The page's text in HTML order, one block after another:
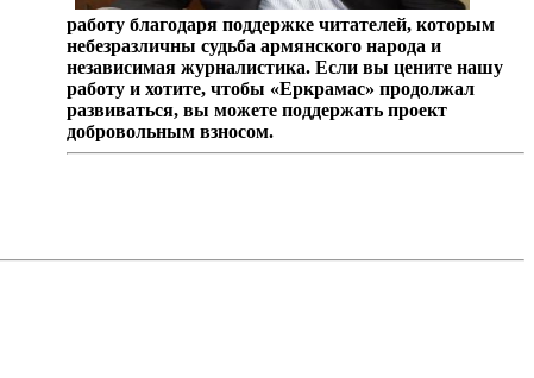
работу благодаря поддержке читателей, которым
небезразличны судьба армянского народа и
независимая журналистика. Если вы цените нашу
работу и хотите, чтобы «Еркрамас» продолжал
развиваться, вы можете поддержать проект
добровольным взносом.